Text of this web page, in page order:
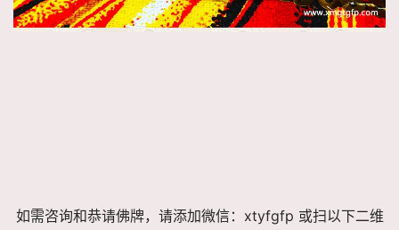
如需咨询和恭请佛牌，请添加微信：xtyfgfp 或扫以下二维